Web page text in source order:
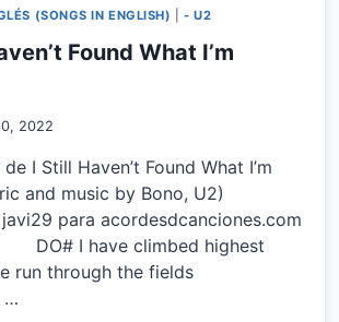
(SONGS IN ENGLISH) |- U2
Found What I’m
2022
I Still Haven’t Found What I’m
and music by Bono, U2)
para acordesdcanciones.com
I have climbed highest
run through the fields